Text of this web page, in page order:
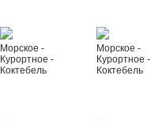
Морское -
Курортное -
Коктебель
Морское -
Курортное -
Коктебель